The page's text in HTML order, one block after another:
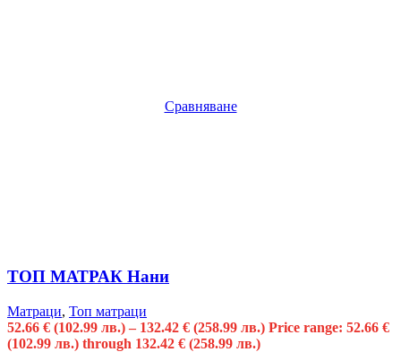
Сравняване
ТОП МАТРАК Нани
Матраци, Топ матраци
52.66 € (102.99 лв.) – 132.42 € (258.99 лв.) Price range: 52.66 €
(102.99 лв.) through 132.42 € (258.99 лв.)